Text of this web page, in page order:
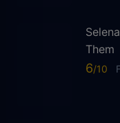
Them
6